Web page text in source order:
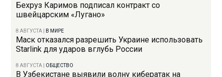
Бехруз Каримов подписал контракт со
швейцарским «Лугано»
8 АВГУСТА В МИРЕ
Маск отказался разрешить Украине использовать
Starlink для ударов вглубь России
8 АВГУСТА ОБЩЕСТВО
В Узбекистане выявили волну кибератак на